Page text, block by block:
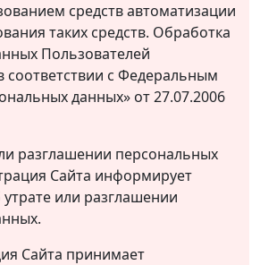
средств автоматизации
таких средств. Обработка
Пользователей
соответствии с Федеральным
данных» от 27.07.2006
разглашении персональных
Сайта информирует
или разглашении
Сайта принимает